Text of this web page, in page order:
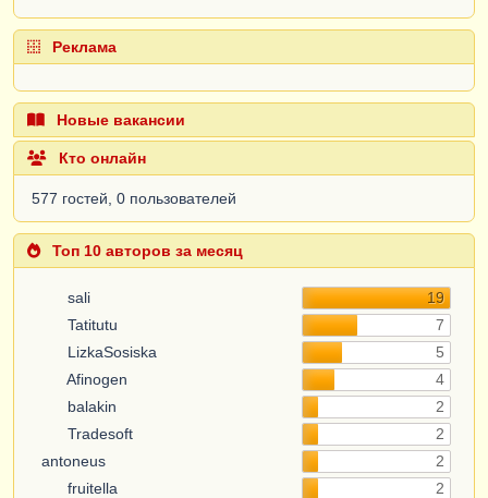
Реклама
Новые вакансии
Кто онлайн
577 гостей, 0 пользователей
Топ 10 авторов за месяц
sali
19
Tatitutu
7
LizkaSosiska
5
Afinogen
4
balakin
2
Tradesoft
2
antoneus
2
fruitella
2